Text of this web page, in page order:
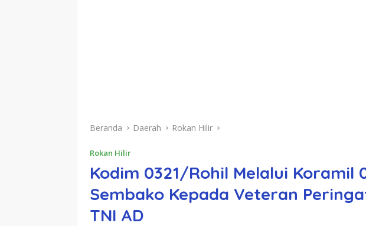
Beranda Daerah Rokan Hilir
Rokan Hilir
Kodim 0321/Rohil Melalui Koramil
Sembako Kepada Veteran
TNI AD